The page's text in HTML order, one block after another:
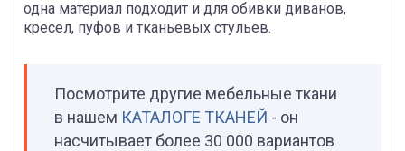
одна материал подходит и для обивки диванов,
кресел, пуфов и тканьевых стульев.
Посмотрите другие мебельные ткани
в нашем КАТАЛОГЕ ТКАНЕЙ - он
насчитывает более 30 000 вариантов